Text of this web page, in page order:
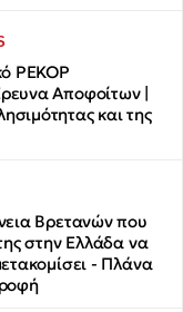
ΡΕΚΟΡ
Αποφοίτων |
και της
Βρετανών που
στην Ελλάδα να
- Πλάνα